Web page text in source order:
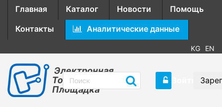
Главная Каталог Новости
Помощь
Контакты
Аналитические данные
KG EN
Электронная
Торговая
Площадка